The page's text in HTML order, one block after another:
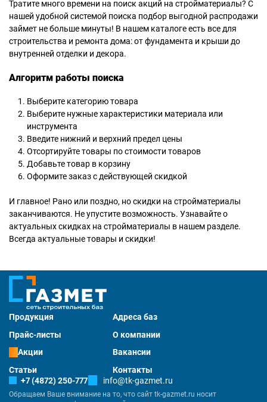
Тратите много времени на поиск акций на стройматериалы? С
нашей удобной системой поиска подбор выгодной распродажи
займет не больше минуты! В нашем каталоге есть все для
строительства и ремонта дома: от фундамента и крыши до
внутренней отделки и декора.
Алгоритм работы поиска
Выберите категорию товара
Выберите нужные характеристики материала или
инструмента
Введите нижний и верхний предел цены
Отсортируйте товары по стоимости товаров
Добавьте товар в корзину
Оформите заказ с действующей скидкой
И главное! Рано или поздно, но скидки на стройматериалы
заканчиваются. Не упустите возможность. Узнавайте о
актуальных скидках на стройматериалы в нашем разделе.
Всегда актуальные товары и скидки!
Продукция
Адреса баз
Прайс-листы
О компании
Акции
Вакансии
Статьи
Контакты
+7 (4872) 250-777
info@tk-gazmet.ru
Обращаем Ваше внимание на то, что сайт tk-gazmet.ru носит